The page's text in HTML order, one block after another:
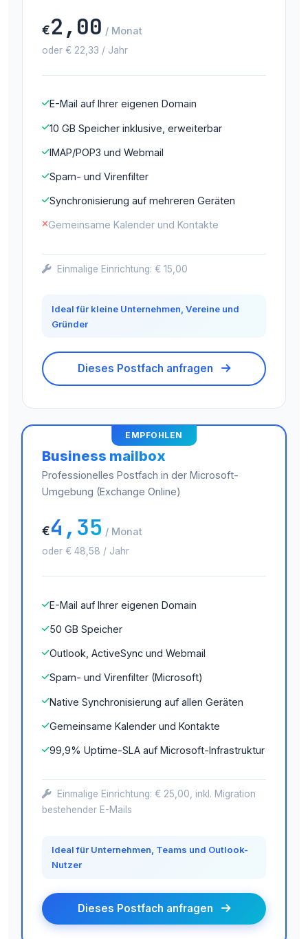
€2,00 / Monat
oder € 22,33 / Jahr
E-Mail auf Ihrer eigenen Domain
10 GB Speicher inklusive, erweiterbar
IMAP/POP3 und Webmail
Spam- und Virenfilter
Synchronisierung auf mehreren Geräten
Gemeinsame Kalender und Kontakte
Einmalige Einrichtung: € 15,00
Ideal für kleine Unternehmen, Vereine und
Gründer
Dieses Postfach anfragen
EMPFOHLEN
Business mailbox
Professionelles Postfach in der Microsoft-
Umgebung (Exchange Online)
€4,35 / Monat
oder € 48,58 / Jahr
E-Mail auf Ihrer eigenen Domain
50 GB Speicher
Outlook, ActiveSync und Webmail
Spam- und Virenfilter (Microsoft)
Native Synchronisierung auf allen Geräten
Gemeinsame Kalender und Kontakte
99,9% Uptime-SLA auf Microsoft-Infrastruktur
Einmalige Einrichtung: € 25,00, inkl. Migration
bestehender E-Mails
Ideal für Unternehmen, Teams und Outlook-
Nutzer
Dieses Postfach anfragen